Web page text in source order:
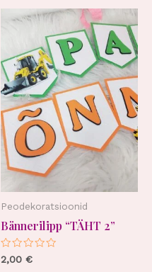
Peodekoratsioonid
Bännerilipp “TÄHT 2”
Hinnanguga
0
2,00 €